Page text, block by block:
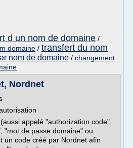
d un nom de domaine /
domaine / transfert du nom
nom de domaine / changement
Nordnet
appelé "authorization code",
"mot de passe domaine" ou
un code créé par Nordnet afin